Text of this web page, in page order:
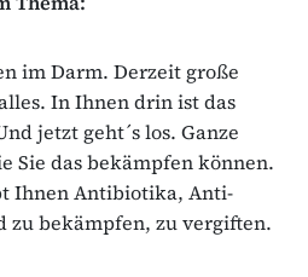
im Darm. Derzeit große
In Ihnen drin ist das
jetzt geht´s los. Ganze
Sie das bekämpfen können.
Ihnen Antibiotika, Anti-
zu bekämpfen, zu vergiften.